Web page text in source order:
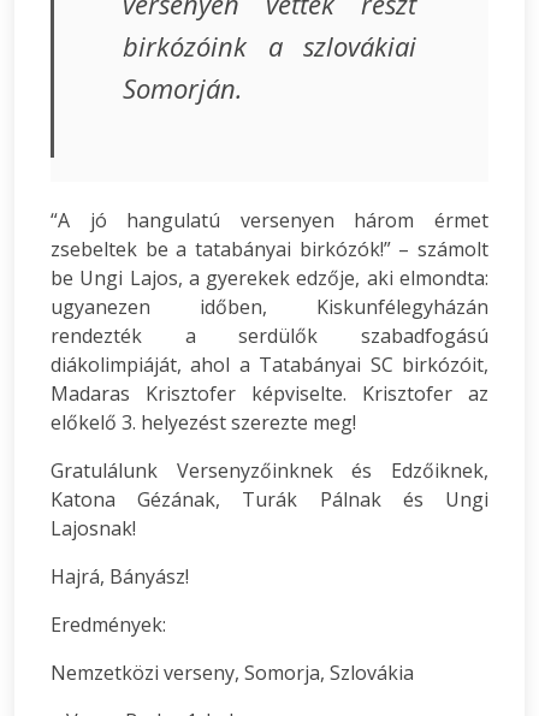
birkózóink a szlovákiai
Somorján.
“A jó hangulatú versenyen három érmet
zsebeltek be a tatabányai birkózók!” – számolt
be Ungi Lajos, a gyerekek edzője, aki elmondta:
ugyanezen időben, Kiskunfélegyházán
rendezték a serdülők szabadfogású
diákolimpiáját, ahol a Tatabányai SC birkózóit,
Madaras Krisztofer képviselte. Krisztofer az
előkelő 3. helyezést szerezte meg!
Gratulálunk Versenyzőinknek és Edzőiknek,
Katona Gézának, Turák Pálnak és Ungi
Lajosnak!
Hajrá, Bányász!
Eredmények:
Nemzetközi verseny, Somorja, Szlovákia